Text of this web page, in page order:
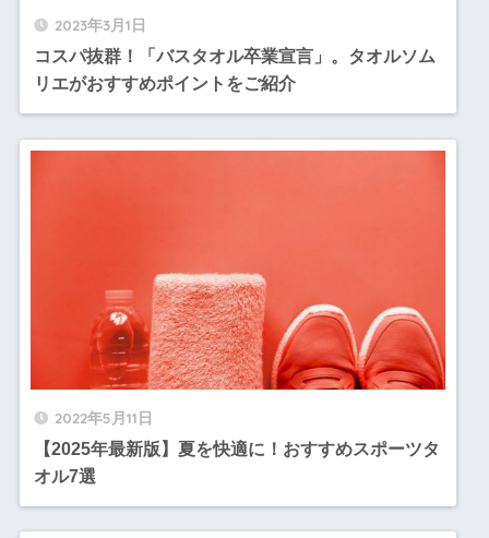
2023年3月1日
コスパ抜群！「バスタオル卒業宣言」。タオルソム
リエがおすすめポイントをご紹介
2022年5月11日
【2025年最新版】夏を快適に！おすすめスポーツタ
オル7選